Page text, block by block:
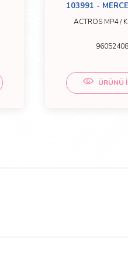
103991 -
MUHAFAZASI
-
ACTROS MP4 /
ÜRÜNÜ